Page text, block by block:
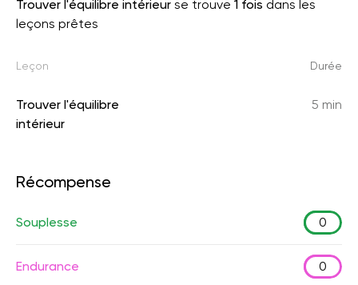
Trouver l'équilibre intérieur se trouve 1 fois dans les
leçons prêtes
Leçon Durée
Trouver l'équilibre
intérieur
5 min
Récompense
Souplesse 0
Endurance 0